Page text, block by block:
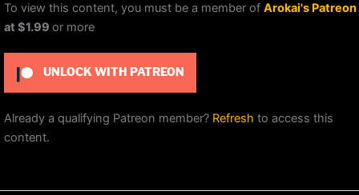
To view this content, you must be a member of Arokai's Patreon
at $1.99 or more
UNLOCK WITH PATREON
Already a qualifying Patreon member? Refresh to access this
content.